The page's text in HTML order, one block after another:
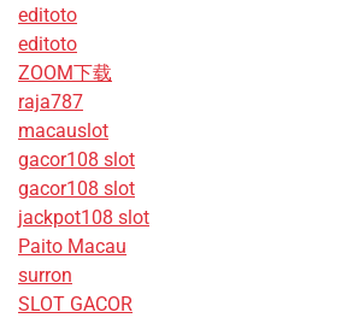
editoto
editoto
ZOOM下载
raja787
macauslot
gacor108 slot
gacor108 slot
jackpot108 slot
Paito Macau
surron
SLOT GACOR